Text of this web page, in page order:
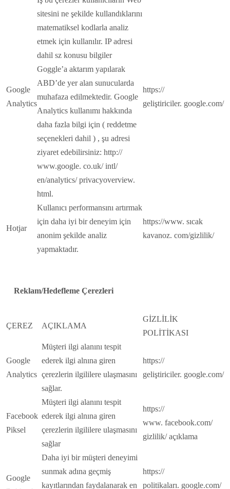
Google
Analytics
sitesini ne şekilde kullandıklarını
matematiksel kodlarla analiz
etmek için kullanılır. IP adresi
dahil sz konusu bilgiler
Goggle’a aktarım yapılarak
ABD’de yer alan sunucularda
muhafaza edilmektedir. Google
Analytics kullanımı hakkında
daha fazla bilgi için ( reddetme
seçenekleri dahil ) , şu adresi
ziyaret edebilirsiniz: http://
www.google. co.uk/ intl/
en/analytics/ privacyoverview.
html.
https://
geliştiriciler. google.com/
Hotjar
Kullanıcı performansını artırmak
için daha iyi bir deneyim için
anonim şekilde analiz
yapmaktadır.
https://www. sıcak
kavanoz. com/gizlilik/
Reklam/Hedefleme Çerezleri
ÇEREZ AÇIKLAMA
GİZLİLİK
POLİTİKASI
Google
Analytics
Müşteri ilgi alanını tespit
ederek ilgi alnına giren
çerezlerin ilgililere ulaşmasını
sağlar.
https://
geliştiriciler. google.com/
Facebook
Piksel
Müşteri ilgi alanını tespit
ederek ilgi alnına giren
çerezlerin ilgililere ulaşmasını
sağlar
https://
www. facebook.com/
gizlilik/ açıklama
Google
Daha iyi bir müşteri deneyimi
sunmak adına geçmiş
kayıtlarından faydalanarak en
https://
politikaları. google.com/